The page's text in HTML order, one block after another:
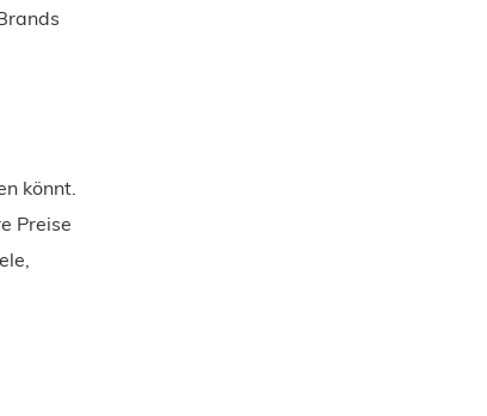
könnt.
Preise